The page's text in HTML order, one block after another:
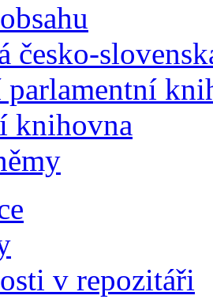
česko-
knihovna
v repozitáři